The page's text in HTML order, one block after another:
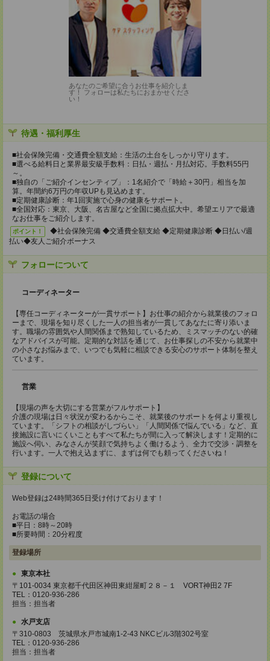
あなたのご希望に合うお仕事を紹介しま
す！ フォローは私たちにおまかせくださ
い！
待遇・福利厚生
■社会保険完備・交通費全額支給：生活の土台をしっかり守ります。
■選べる給料日と業界最安級手数料：日払・週払・月払対応。手数料55円
～。
■独自の「ご紹介インセンティブ」：1名紹介で「時給＋30円」相当を加
算。年間約6万円の年収UPも見込めます。
■定期健康診断：年1回実施で心身の健康をサポート。
■全国対応：東京、大阪、名古屋など全国に拠点拡大中。希望エリアで最適
なお仕事をご紹介します。
ポイント！
◆社会保険完備 ◆交通費全額支給 ◆定期健康診断 ◆日払い/週
払い◆友人ご紹介ボーナス
フォローについて
コーディネーター
【専任コーディネーターが一貫サポート】お仕事の紹介から就業後のフォロ
ーまで、現場を知り尽くした一人の担当者が一貫してあなたに寄り添いま
す。職場の雰囲気や人間関係まで熟知しているため、ミスマッチのない的確
なアドバイスが可能。定期的な対話を通じて、お仕事探しの不安から就業中
の小さなお悩みまで、いつでも気軽に相談できる安心のサポート体制を整え
ています。
営業
【現場の声を大切にする営業がフルサポート】
介護の現場は日々状況が変わるからこそ、就業後のサポートを何より重視し
ています。「シフトの相談がしづらい」「人間関係で悩んでいる」など、直
接施設に言いにくいこともすべて私たちが間に入って解決します！定期的に
施設へ伺い、みなさんが笑顔で気持ちよく働けるよう、全力で交渉・調整を
行います。一人で抱え込まずに、まずは何でも頼ってくださいね！
登録について
Web登録は24時間365日受け付けております！
お電話の場合
■平日：8時～20時
■所要時間：20分程度
登録場所
東京本社
〒101-0034 東京都千代田区神田東紺屋町２８－１ VORT神田2 7F
TEL：0120-936-286
担当：担当者
水戸支店
〒310-0803 茨城県水戸市城南1-2-43 NKCビル3階302号室
TEL：0120-936-286
担当：担当者